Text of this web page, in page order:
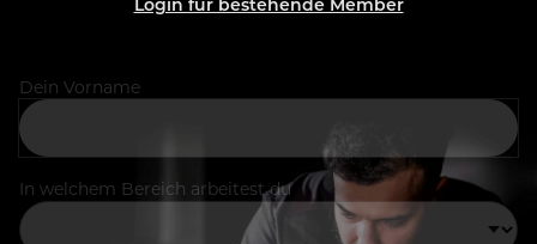
Dein Vorname
In welchem Bereich arbeitest du